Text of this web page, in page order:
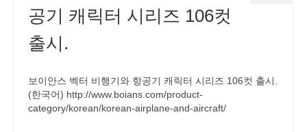
공기 캐릭터 시리즈 106컷
출시.
보이안스 벡터 비행기와 항공기 캐릭터 시리즈 106컷 출시.
(한국어) http://www.boians.com/product-
category/korean/korean-airplane-and-aircraft/